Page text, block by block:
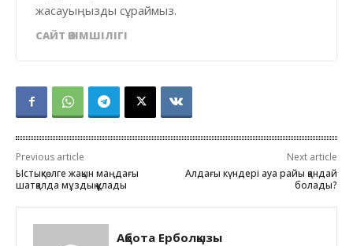
жасауыңызды сұраймыз.
САЙТ ӘКІМШІЛІГІ
Previous article
Ыстықкөлге жақын маңдағы
шатқалда мұздық құлады
Next article
Алдағы күндері ауа райы қандай
болады?
Ақбота Ерболқызы